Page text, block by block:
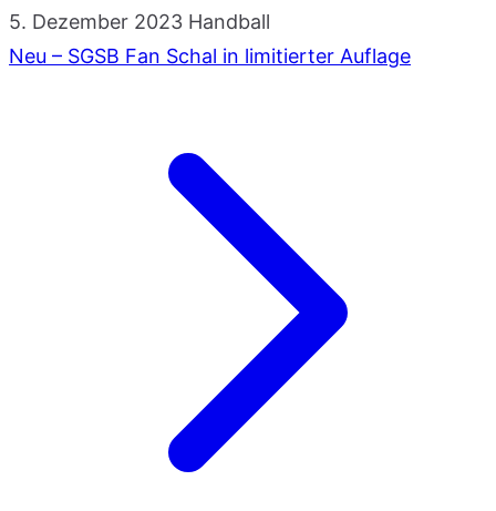
5. Dezember 2023 Handball
Neu – SGSB Fan Schal in limitierter Auflage